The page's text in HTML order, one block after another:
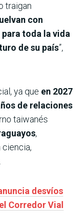
traigan
con
toda la vida
de su país”,
ya que en 2027
de relaciones
taiwanés
,
ciencia,
desvíos
Corredor Vial